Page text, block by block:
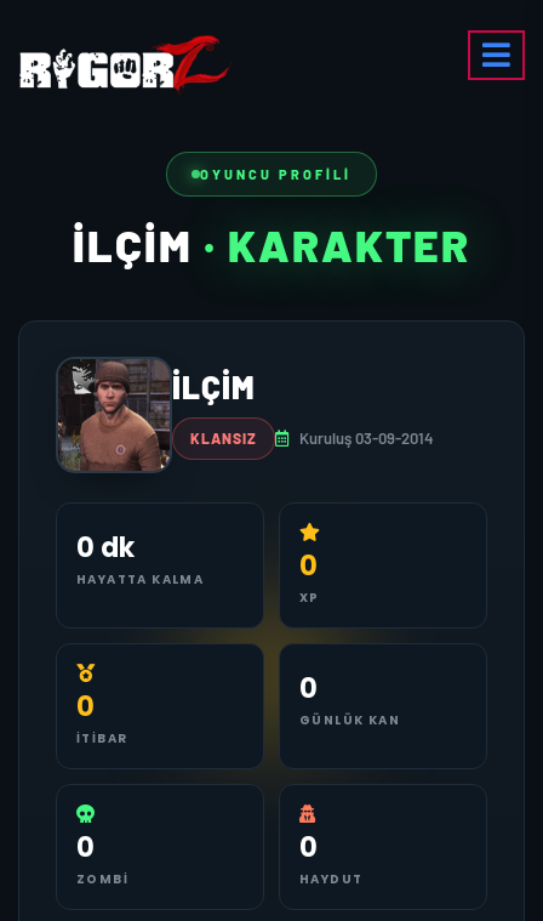
OYUNCU PROFILI
ILÇIM · KARAKTER
ILÇIM
KLANSIZ Kuruluş 03-09-2014
0 dk
HAYATTA KALMA 0
XP
0
İTIBAR
0
GÜNLÜK KAN
0
ZOMBI
0
HAYDUT